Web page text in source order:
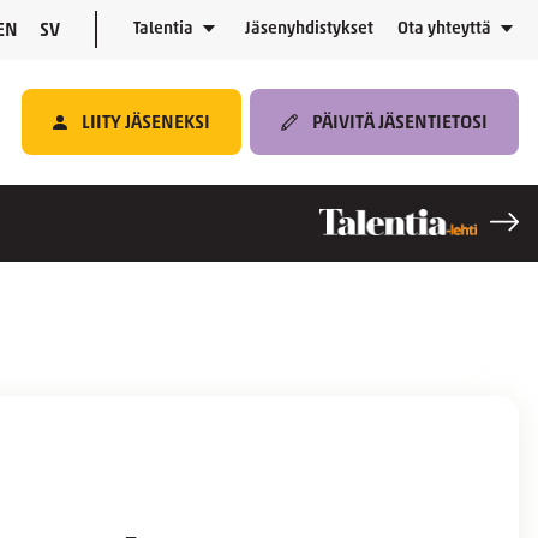
EN SV Talentia Jäsenyhdistykset Ota yhteyttä
LIITY JÄSENEKSI PÄIVITÄ JÄSENTIETOSI